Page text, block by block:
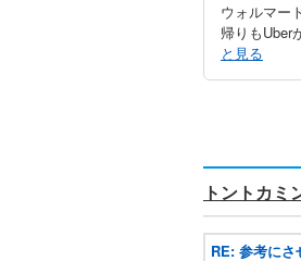
ウォルマー
帰りもUber
と見る
トントカミ
RE: 参考にさ